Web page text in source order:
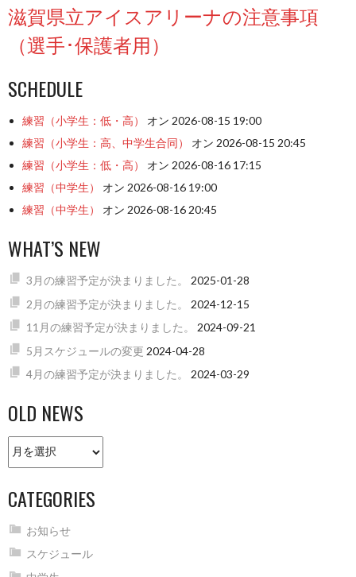
滋賀県立アイスアリーナの注意事項
（選手･保護者用）
SCHEDULE
練習（小学生：低・高）
オン 2026-08-15 19:00
練習（小学生：高、中学生合同）
オン 2026-08-15 20:45
練習（小学生：低・高）
オン 2026-08-16 17:15
練習（中学生）
オン 2026-08-16 19:00
練習（中学生）
オン 2026-08-16 20:45
WHAT’S NEW
3月の練習予定が決まりました。
2025-01-28
2月の練習予定が決まりました。
2024-12-15
11月の練習予定が決まりました。
2024-09-21
5月スケジュールの変更 2024-04-28
4月の練習予定が決まりました。
2024-03-29
OLD NEWS
Old
news
CATEGORIES
お知らせ
スケジュール